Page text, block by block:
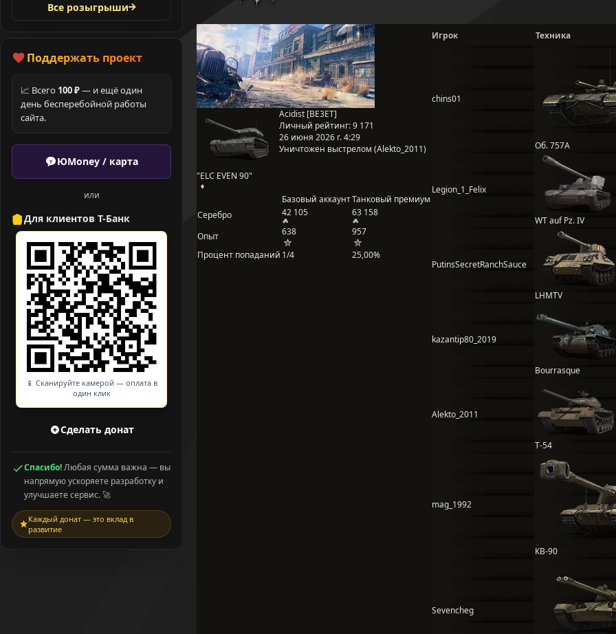
Все розыгрыши
Поддержать проект
📈 Всего 100 ₽— и ещё один
день бесперебойной работы
сайта.
ЮMoney / карта
или
Для клиентов Т-Банк
📱 Сканируйте камерой — оплата в
один клик
Сделать донат
Спасибо!Любая сумма важна — вы
напрямую ускоряете разработку и
улучшаете сервис. 🚀
Каждый донат — это вклад в
развитие
"ELC EVEN 90"
Acidist [BE3ET]
Личный рейтинг:9 171
26 июня 2026 г. 4:29
Уничтожен выстрелом (Alekto_2011)
Базовый аккаунтТанковый премиум
Серебро
42 105 63 158
Опыт 638
957
Процент попаданий 1/4 25,00%
Игрок Техника
chins01
Об. 757А
Legion_1_Felix
WT auf Pz. IV
PutinsSecretRanchSauce
LHMTV
kazantip80_2019
Bourrasque
Alekto_2011
Т-54
mag_1992
КВ-90
Sevencheg